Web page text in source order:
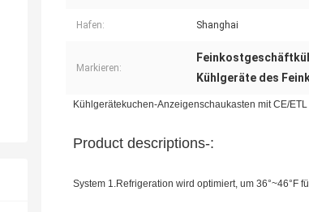
Hafen: Shanghai
Markieren:
Kühlgeräte des
Kühlgerätekuchen-Anzeigenschaukasten mit CE/ETL
Product descriptions-:
System 1.Refrigeration wird optimiert, um 36°~46°F